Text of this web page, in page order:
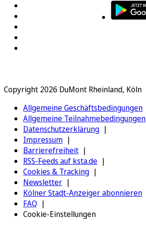
Copyright 2026 DuMont Rheinland, Köln
Allgemeine Geschäftsbedingungen
Allgemeine Teilnahmebedingungen
Datenschutzerklärung
Impressum
Barrierefreiheit
RSS-Feeds auf ksta.de
Cookies & Tracking
Newsletter
Kölner Stadt-Anzeiger abonnieren
FAQ
Cookie-Einstellungen